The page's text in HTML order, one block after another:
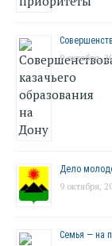
9 октября,
Дело
9 октября,
Семья — на